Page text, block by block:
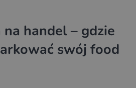
handel – gdzie
swój food